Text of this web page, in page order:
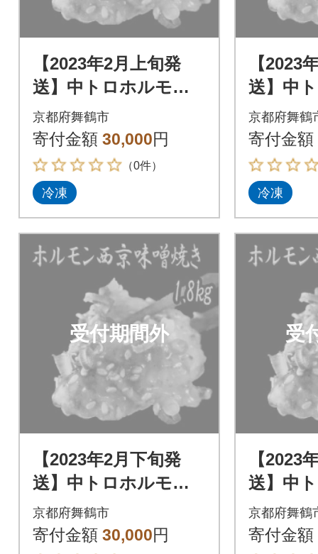
【2023年2月上旬発
送】中トロホルモン
西京味噌焼き 1.8kg
京都府舞鶴市
寄付金額 30,000円
（0件）
冷凍
【2023
送】中
西京味
京都府舞鶴
寄付金額
冷凍
受付期間外
【2023年2月下旬発
送】中トロホルモン
西京味噌焼き 1.8kg
京都府舞鶴市
寄付金額 30,000円
受
【2023
送】中
西京味
京都府舞鶴
寄付金額